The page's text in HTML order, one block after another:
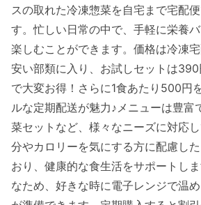
スの取れた冷凍惣菜を自宅まで宅配
す。忙しい日常の中で、手軽に栄養
楽しむことができます。価格は冷凍
安い部類に入り、お試しセットは
で大変お得！さらに1食あたり500円
ルな定期配送が魅力♪メニューは豊富
菜セットなど、様々なニーズに対応
分やカロリーを気にする方に配慮し
おり、健康的な食生活をサポートし
なため、好きな時に電子レンジで温